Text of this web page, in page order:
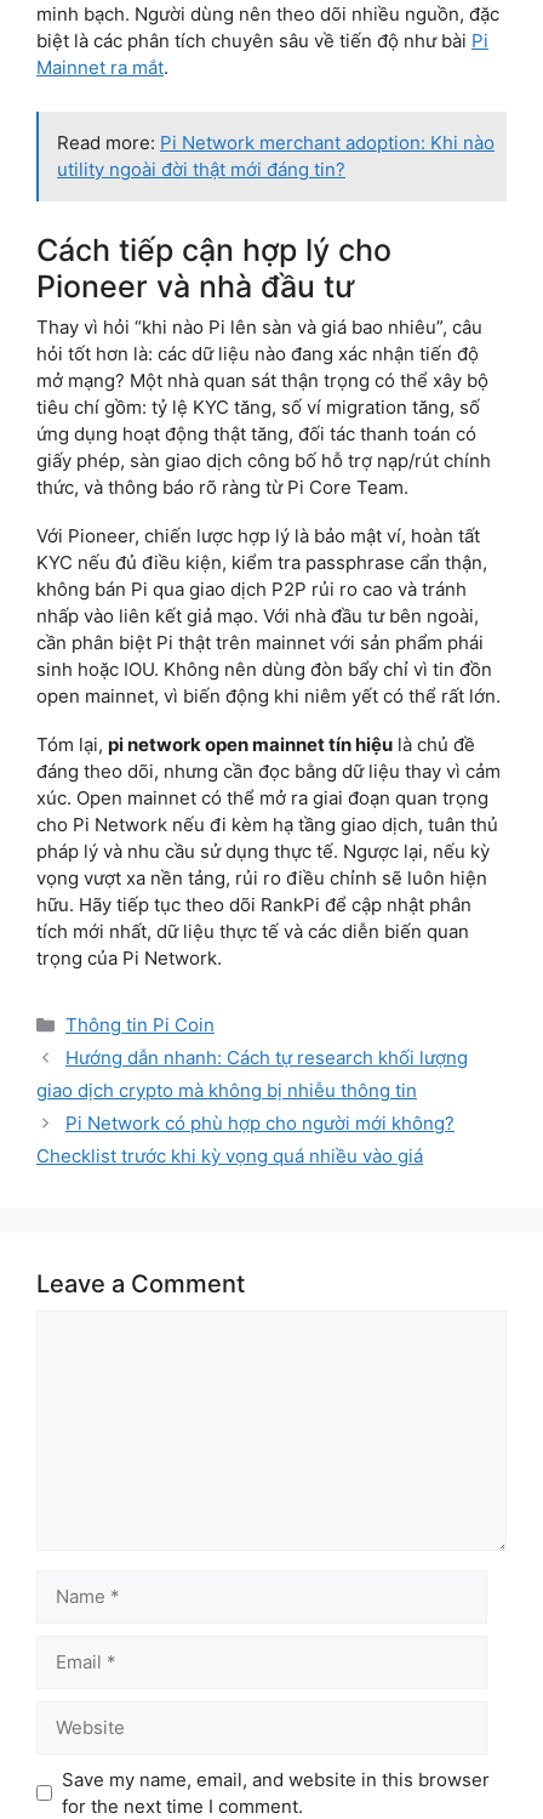
minh bạch. Người dùng nên theo dõi nhiều nguồn, đặc
biệt là các phân tích chuyên sâu về tiến độ như bài Pi
Mainnet ra mắt.
Read more: Pi Network merchant adoption: Khi nào
utility ngoài đời thật mới đáng tin?
Cách tiếp cận hợp lý cho
Pioneer và nhà đầu tư
Thay vì hỏi “khi nào Pi lên sàn và giá bao nhiêu”, câu
hỏi tốt hơn là: các dữ liệu nào đang xác nhận tiến độ
mở mạng? Một nhà quan sát thận trọng có thể xây bộ
tiêu chí gồm: tỷ lệ KYC tăng, số ví migration tăng, số
ứng dụng hoạt động thật tăng, đối tác thanh toán có
giấy phép, sàn giao dịch công bố hỗ trợ nạp/rút chính
thức, và thông báo rõ ràng từ Pi Core Team.
Với Pioneer, chiến lược hợp lý là bảo mật ví, hoàn tất
KYC nếu đủ điều kiện, kiểm tra passphrase cẩn thận,
không bán Pi qua giao dịch P2P rủi ro cao và tránh
nhấp vào liên kết giả mạo. Với nhà đầu tư bên ngoài,
cần phân biệt Pi thật trên mainnet với sản phẩm phái
sinh hoặc IOU. Không nên dùng đòn bẩy chỉ vì tin đồn
open mainnet, vì biến động khi niêm yết có thể rất lớn.
Tóm lại, pi network open mainnet tín hiệu là chủ đề
đáng theo dõi, nhưng cần đọc bằng dữ liệu thay vì cảm
xúc. Open mainnet có thể mở ra giai đoạn quan trọng
cho Pi Network nếu đi kèm hạ tầng giao dịch, tuân thủ
pháp lý và nhu cầu sử dụng thực tế. Ngược lại, nếu kỳ
vọng vượt xa nền tảng, rủi ro điều chỉnh sẽ luôn hiện
hữu. Hãy tiếp tục theo dõi RankPi để cập nhật phân
tích mới nhất, dữ liệu thực tế và các diễn biến quan
trọng của Pi Network.
Categories
Thông tin Pi Coin
Hướng dẫn nhanh: Cách tự research khối lượng
giao dịch crypto mà không bị nhiễu thông tin
Pi Network có phù hợp cho người mới không?
Checklist trước khi kỳ vọng quá nhiều vào giá
Leave a Comment
Save my name, email, and website in this browser
for the next time I comment.